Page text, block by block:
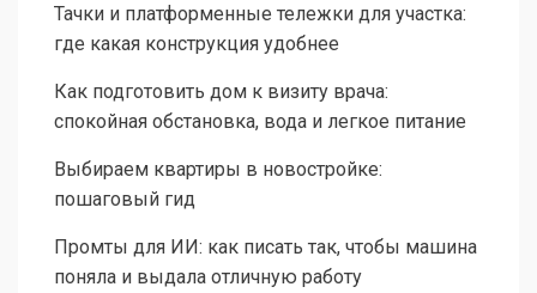
Тачки и платформенные тележки для участка:
где какая конструкция удобнее
Как подготовить дом к визиту врача:
спокойная обстановка, вода и легкое питание
Выбираем квартиры в новостройке:
пошаговый гид
Промты для ИИ: как писать так, чтобы машина
поняла и выдала отличную работу